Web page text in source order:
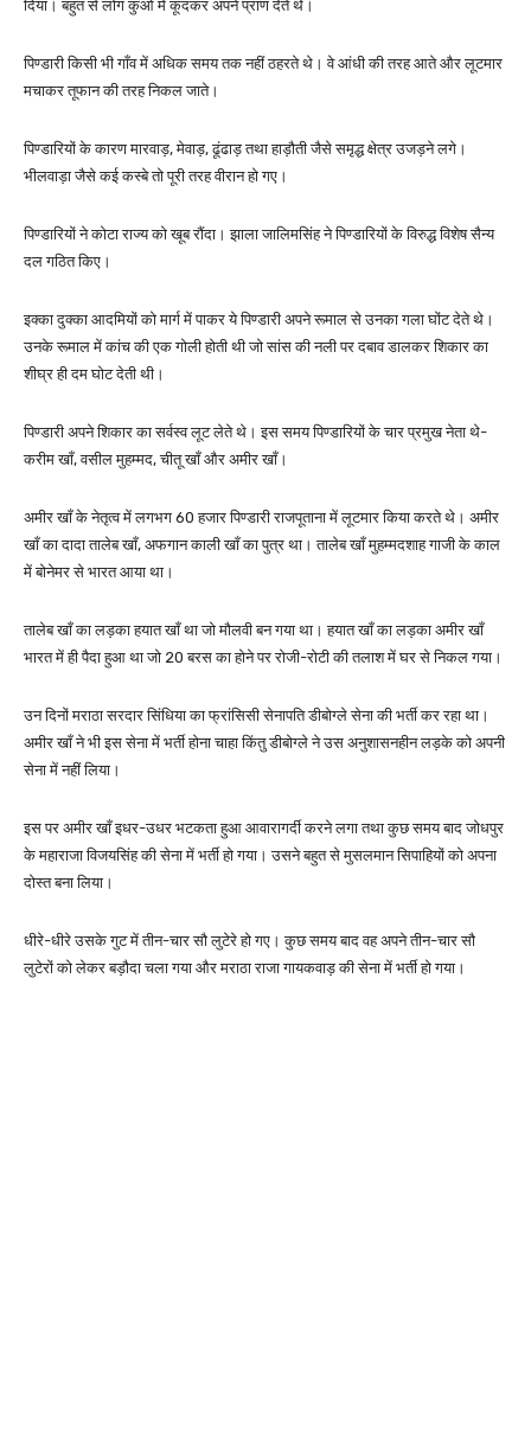
दिया। बहुत से लोग कुओं में कूदकर अपने प्राण देते थे।
पिण्डारी किसी भी गाँव में अधिक समय तक नहीं ठहरते थे। वे आंधी की तरह आते और लूटमार
मचाकर तूफान की तरह निकल जाते।
पिण्डारियों के कारण मारवाड़, मेवाड़, ढूंढाड़ तथा हाड़ौती जैसे समृद्ध क्षेत्र उजड़ने लगे।
भीलवाड़ा जैसे कई कस्बे तो पूरी तरह वीरान हो गए।
पिण्डारियों ने कोटा राज्य को खूब रौंदा। झाला जालिमसिंह ने पिण्डारियों के विरुद्ध विशेष सैन्य
दल गठित किए।
इक्का दुक्का आदमियों को मार्ग में पाकर ये पिण्डारी अपने रूमाल से उनका गला घोंट देते थे।
उनके रूमाल में कांच की एक गोली होती थी जो सांस की नली पर दबाव डालकर शिकार का
शीघ्र ही दम घोट देती थी।
पिण्डारी अपने शिकार का सर्वस्व लूट लेते थे। इस समय पिण्डारियों के चार प्रमुख नेता थे-
करीम खाँ, वसील मुहम्मद, चीतू खाँ और अमीर खाँ।
अमीर खाँ के नेतृत्व में लगभग 60 हजार पिण्डारी राजपूताना में लूटमार किया करते थे। अमीर
खाँ का दादा तालेब खाँ, अफगान काली खाँ का पुत्र था। तालेब खाँ मुहम्मदशाह गाजी के काल
में बोनेमर से भारत आया था।
तालेब खाँ का लड़का हयात खाँ था जो मौलवी बन गया था। हयात खाँ का लड़का अमीर खाँ
भारत में ही पैदा हुआ था जो 20 बरस का होने पर रोजी-रोटी की तलाश में घर से निकल गया।
उन दिनों मराठा सरदार सिंधिया का फ्रांसिसी सेनापति डीबोग्ले सेना की भर्ती कर रहा था।
अमीर खाँ ने भी इस सेना में भर्ती होना चाहा किंतु डीबोग्ले ने उस अनुशासनहीन लड़के को अपनी
सेना में नहीं लिया।
इस पर अमीर खाँ इधर-उधर भटकता हुआ आवारागर्दी करने लगा तथा कुछ समय बाद जोधपुर
के महाराजा विजयसिंह की सेना में भर्ती हो गया। उसने बहुत से मुसलमान सिपाहियों को अपना
दोस्त बना लिया।
धीरे-धीरे उसके गुट में तीन-चार सौ लुटेरे हो गए। कुछ समय बाद वह अपने तीन-चार सौ
लुटेरों को लेकर बड़ौदा चला गया और मराठा राजा गायकवाड़ की सेना में भर्ती हो गया।